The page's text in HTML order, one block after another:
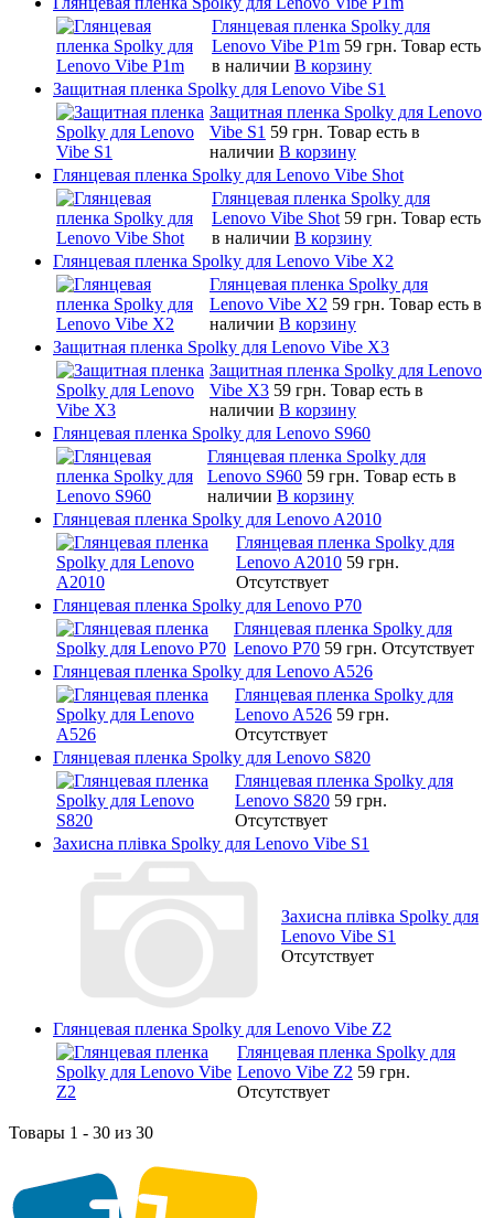
Глянцевая пленка Spolky для
Lenovo Vibe P1m 59 грн. Товар есть
в наличии В корзину
Защитная пленка Spolky для Lenovo Vibe S1
Защитная пленка Spolky для Lenovo
Vibe S1 59 грн. Товар есть в
наличии В корзину
Глянцевая пленка Spolky для Lenovo Vibe Shot
Глянцевая пленка Spolky для
Lenovo Vibe Shot 59 грн. Товар есть
в наличии В корзину
Глянцевая пленка Spolky для Lenovo Vibe X2
Глянцевая пленка Spolky для
Lenovo Vibe X2 59 грн. Товар есть в
наличии В корзину
Защитная пленка Spolky для Lenovo Vibe X3
Защитная пленка Spolky для Lenovo
Vibe X3 59 грн. Товар есть в
наличии В корзину
Глянцевая пленка Spolky для Lenovo S960
Глянцевая пленка Spolky для
Lenovo S960 59 грн. Товар есть в
наличии В корзину
Глянцевая пленка Spolky для Lenovo A2010
Глянцевая пленка Spolky для
Lenovo A2010 59 грн.
Отсутствует
Глянцевая пленка Spolky для Lenovo P70
Глянцевая пленка Spolky для
Lenovo P70 59 грн. Отсутствует
Глянцевая пленка Spolky для Lenovo A526
Глянцевая пленка Spolky для
Lenovo A526 59 грн.
Отсутствует
Глянцевая пленка Spolky для Lenovo S820
Глянцевая пленка Spolky для
Lenovo S820 59 грн.
Отсутствует
Захисна плівка Spolky для Lenovo Vibe S1
Захисна плівка Spolky для
Lenovo Vibe S1
Отсутствует
Глянцевая пленка Spolky для Lenovo Vibe Z2
Глянцевая пленка Spolky для
Lenovo Vibe Z2 59 грн.
Отсутствует
Товары 1 - 30 из 30